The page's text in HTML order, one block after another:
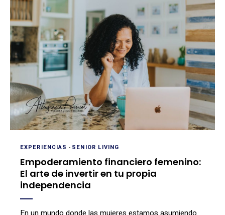
EXPERIENCIAS - SENIOR LIVING
Empoderamiento financiero femenino:
El arte de invertir en tu propia
independencia